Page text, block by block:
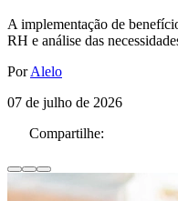
A implementação de
RH e análise das
PorAlelo
07 de julho de 2026
Compartilhe: